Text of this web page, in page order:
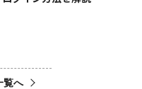
覧へ